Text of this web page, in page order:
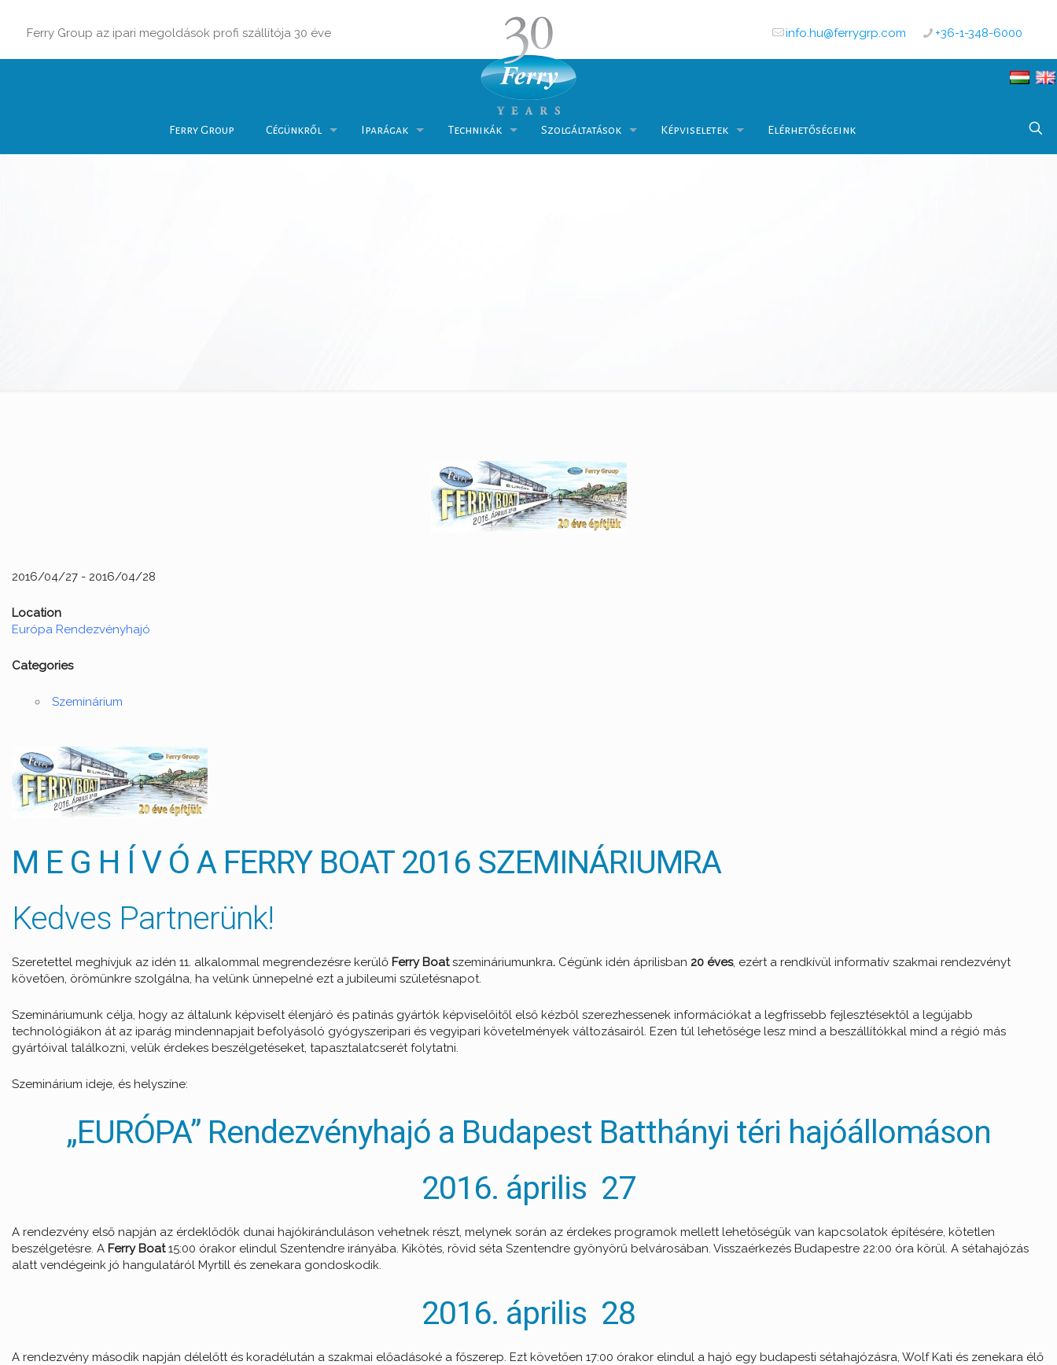
Ferry Group az ipari megoldások profi szállítója 30 éve +36-1-348-6000
info.hu@ferrygrp.com
Ferry Group Cégünkről Iparágak Technikák Szolgáltatások Képviseletek Elérhetőségeink
2016/04/27 - 2016/04/28
Location
Európa Rendezvényhajó
Categories
Szeminárium
M E G H Í V Ó A FERRY BOAT 2016 SZEMINÁRIUMRA
Kedves Partnerünk!
Szeretettel meghívjuk az idén 11. alkalommal megrendezésre kerülő Ferry Boatszemináriumunkra. Cégünk idén áprilisban 20 éves, ezért a rendkívül informatív szakmai rendezvényt
követően, örömünkre szolgálna, ha velünk ünnepelné ezt a jubileumi születésnapot.
Szemináriumunk célja, hogy az általunk képviselt élenjáró és patinás gyártók képviselőitől első kézből szerezhessenek információkat a legfrissebb fejlesztésektől a legújabb
technológiákon át az iparág mindennapjait befolyásoló gyógyszeripari és vegyipari követelmények változásairól. Ezen túl lehetősége lesz mind a beszállítókkal mind a régió más
gyártóival találkozni, velük érdekes beszélgetéseket, tapasztalatcserét folytatni.
Szeminárium ideje, és helyszíne:
„EURÓPA” Rendezvényhajó a Budapest Batthányi téri hajóállomáson
2016. április 27
A rendezvény első napján az érdeklődők dunai hajókiránduláson vehetnek részt, melynek során az érdekes programok mellett lehetőségük van kapcsolatok építésére, kötetlen
beszélgetésre. A Ferry Boat15:00 órakor elindul Szentendre irányába. Kikötés, rövid séta Szentendre gyönyörű belvárosában. Visszaérkezés Budapestre 22:00 óra körül. A sétahajózás
alatt vendégeink jó hangulatáról Myrtill és zenekara gondoskodik.
2016. április 28
A rendezvény második napján délelőtt és koradélután a szakmai előadásoké a főszerep. Ezt követően 17:00 órakor elindul a hajó egy budapesti sétahajózásra, Wolf Kati és zenekara élő